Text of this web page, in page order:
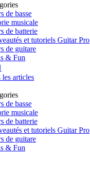
de basse
musicale
de batterie
et tutoriels Guitar Pro
de guitare
& Fun
les articles
de basse
musicale
de batterie
et tutoriels Guitar Pro
de guitare
& Fun